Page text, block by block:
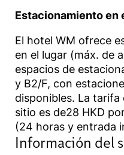
Estacionamiento en
El hotel WM ofrece
en el lugar (máx. de
espacios de
y B2/F, con
disponibles. La
sitio es de28 HKD
(24 horas y entrada
Información del